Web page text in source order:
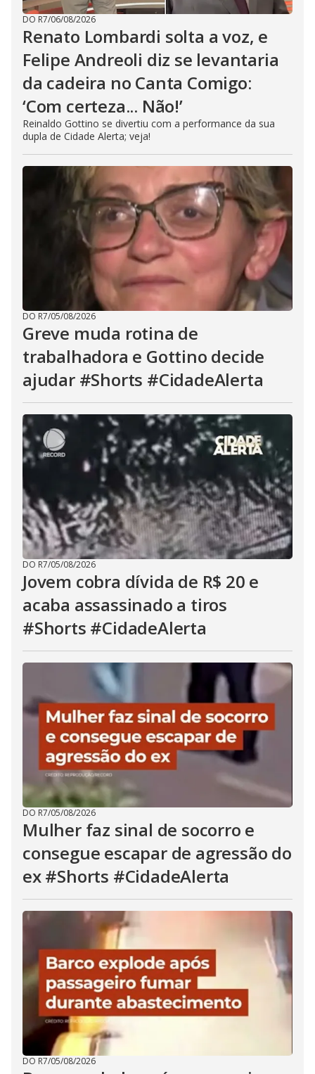
DO R7/06/08/2026
Renato Lombardi solta a voz, e
Felipe Andreoli diz se levantaria
da cadeira no Canta Comigo:
‘Com certeza... Não!’
Reinaldo Gottino se divertiu com a performance da sua
dupla de Cidade Alerta; veja!
DO R7/05/08/2026
Greve muda rotina de
trabalhadora e Gottino decide
ajudar #Shorts #CidadeAlerta
DO R7/05/08/2026
Jovem cobra dívida de R$ 20 e
acaba assassinado a tiros
#Shorts #CidadeAlerta
DO R7/05/08/2026
Mulher faz sinal de socorro e
consegue escapar de agressão do
ex #Shorts #CidadeAlerta
DO R7/05/08/2026